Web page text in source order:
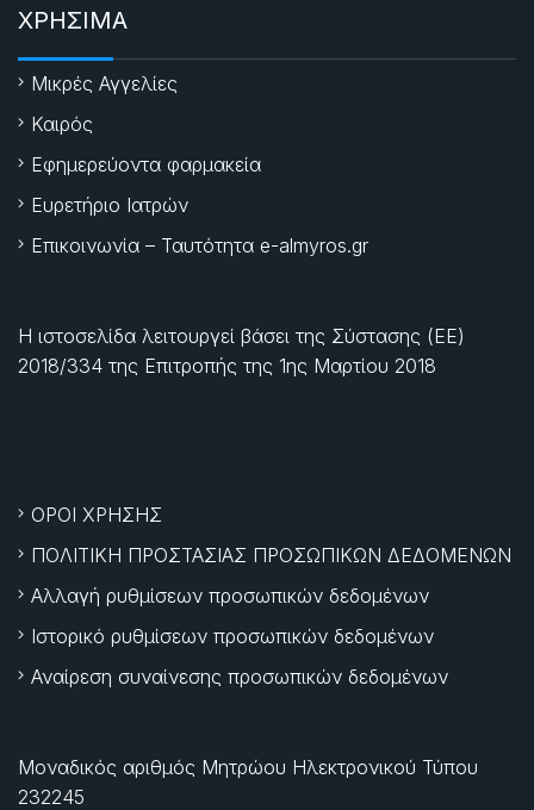
ΧΡΗΣΙΜΑ
Μικρές Αγγελίες
Καιρός
Εφημερεύοντα φαρμακεία
Ευρετήριο Ιατρών
Επικοινωνία – Ταυτότητα e-almyros.gr
Η ιστοσελίδα λειτουργεί βάσει της Σύστασης (ΕΕ)
2018/334 της Επιτροπής της 1ης Μαρτίου 2018
ΟΡΟΙ ΧΡΗΣΗΣ
ΠΟΛΙΤΙΚΗ ΠΡΟΣΤΑΣΙΑΣ ΠΡΟΣΩΠΙΚΩΝ ΔΕΔΟΜΕΝΩΝ
Αλλαγή ρυθμίσεων προσωπικών δεδομένων
Ιστορικό ρυθμίσεων προσωπικών δεδομένων
Αναίρεση συναίνεσης προσωπικών δεδομένων
Μοναδικός αριθμός Μητρώου Ηλεκτρονικού Τύπου
232245